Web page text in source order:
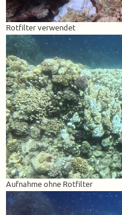
Rotfilter verwendet
Aufnahme ohne Rotfilter